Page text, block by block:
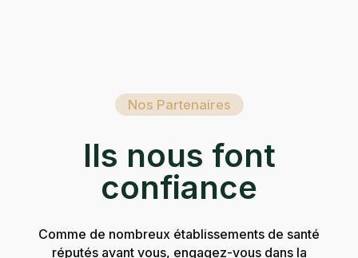
Nos Partenaires
Ils nous font
confiance
Comme de nombreux établissements de santé
réputés avant vous, engagez-vous dans la